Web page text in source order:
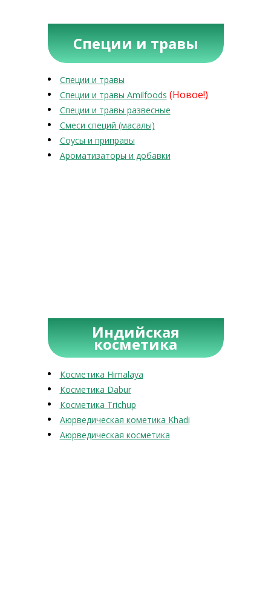
Специи и травы
Специи и травы
Специи и травы Amilfoods (Новое!)
Специи и травы развесные
Смеси специй (масалы)
Соусы и приправы
Ароматизаторы и добавки
Индийская
косметика
Косметика Himalaya
Косметика Dabur
Косметика Trichup
Аюрведическая кометика Khadi
Аюрведическая косметика